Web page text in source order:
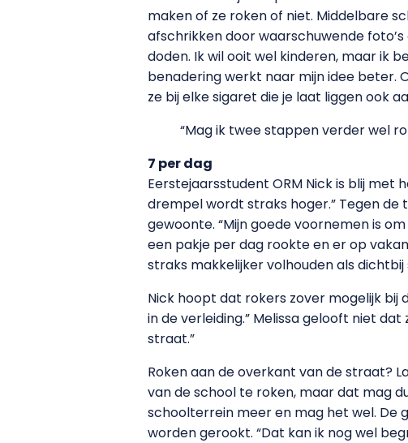
maken of ze roken of niet. Middelbare
afschrikken door waarschuwende
doden. Ik wil ooit wel kinderen, maar ik
benadering werkt naar mijn idee beter.
ze bij elke sigaret die je laat liggen ook
“Mag ik twee stappen verder wel
7 per dag
Eerstejaarsstudent ORM Nick is blij met
drempel wordt straks hoger.” Tegen
gewoonte. “Mijn goede voornemen is
een pakje per dag rookte en er op
straks makkelijker volhouden als
Nick hoopt dat rokers zover mogelijk bij
in de verleiding.” Melissa gelooft niet
straat.”
Roken aan de overkant van de straat?
van de school te roken, maar dat mag
schoolterrein meer en mag het wel. De
worden gerookt. “Dat kan ik nog wel